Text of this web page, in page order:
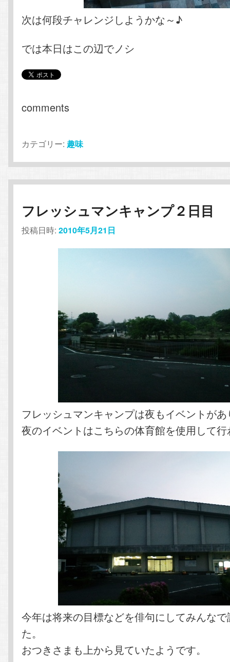
次は何段チャレンジしようかな～♪
では本日はこの辺でノシ
comments
カテゴリー: 趣味
フレッシュマンキャンプ２日目
投稿日時:2010年5月21日
フレッシュマンキャンプは夜もイベントが
夜のイベントはこちらの体育館を使用して
今年は将来の目標などを俳句にしてみんな
た。
おつきさまも上から見ていたようです。